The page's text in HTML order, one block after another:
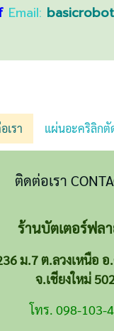
Email:
เรา แผ่นอะคริลิกตั
ติดต่อเรา
ร้านบัตเตอร์ฟล
ม.7 ต.ลวงเหนือ
จ.เชียงใหม่
โทร. 098-103-